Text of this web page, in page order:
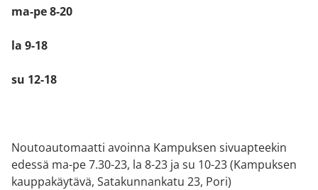
ma-pe 8-20
la 9-18
su 12-18
Noutoautomaatti avoinna Kampuksen sivuapteekin
edessä ma-pe 7.30-23, la 8-23 ja su 10-23 (Kampuksen
kauppakäytävä, Satakunnankatu 23, Pori)